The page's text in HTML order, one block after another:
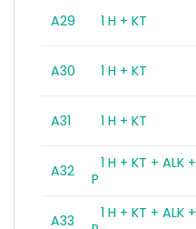
A29 1 H + KT
A30 1 H + KT
A31 1 H + KT
A32
1 H + KT + ALK +
P
A33
1 H + KT + ALK +